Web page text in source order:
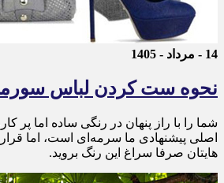
14 - مرداد - 1405
نحوه ست کردن لباس
شما را با راز پنهان در رنگی ساده اما پر
اصلی پیشنهادی ما سرمه‌ای است، اما
هایتان صرفا سراغ این رنگ بروید.